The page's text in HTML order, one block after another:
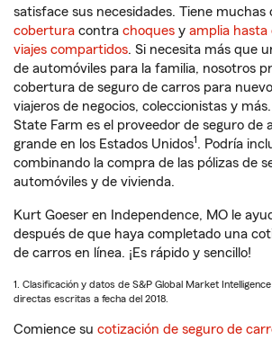
satisface sus necesidades. Tiene muchas
cobertura contra choques y amplia hasta
viajes compartidos. Si necesita más que
de automóviles para la familia, nosotros
cobertura de seguro de carros para
viajeros de negocios, coleccionistas y
State Farm es el proveedor de seguro de
grande en los Estados Unidos1. Podría
combinando la compra de las pólizas de
automóviles y de vivienda.
Kurt Goeser en Independence, MO le
después de que haya completado una
de carros en línea. ¡Es rápido y sencillo!
1. Clasificación y datos de S&P Global Market
directas escritas a fecha del 2018.
Comience su cotización de seguro de